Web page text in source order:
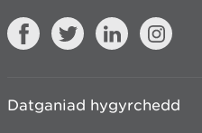
Datganiad hygyrchedd